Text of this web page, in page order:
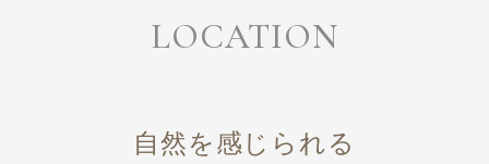
LOCATION
自然を感じられる